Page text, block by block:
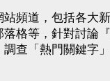
站頻道，包括各大
格等，針對討論
查「熱門關鍵字